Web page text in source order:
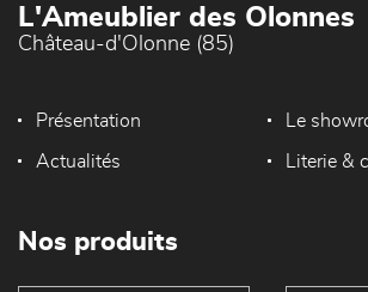
L'Ameublier des Olonnes
Château-d'Olonne (85)
Présentation Le
Actualités Literie &
Nos produits